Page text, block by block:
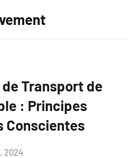
Transport de
: Principes
Conscientes
2024